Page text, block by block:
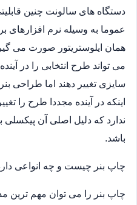
دستگاه های سالونت چنین
عموما به وسیله نرم افزارهای
همان ایلوستریتور صورت می
می تواند طرح انتخابی را در
سایزی تغییر دهند اما طراحی
اینکه در آینده مجددا طرح را
ندارد که دلیل اصلی آن
باشد.
چاپ بنر چیست و چه انواعی
چاپ بنر را می توان مهم ترین